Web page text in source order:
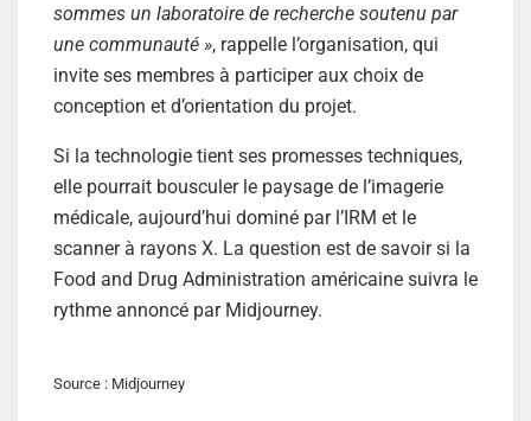
sommes un laboratoire de recherche soutenu par
une communauté », rappelle l’organisation, qui
invite ses membres à participer aux choix de
conception et d’orientation du projet.
Si la technologie tient ses promesses techniques,
elle pourrait bousculer le paysage de l’imagerie
médicale, aujourd’hui dominé par l’IRM et le
scanner à rayons X. La question est de savoir si la
Food and Drug Administration américaine suivra le
rythme annoncé par Midjourney.
Source : Midjourney